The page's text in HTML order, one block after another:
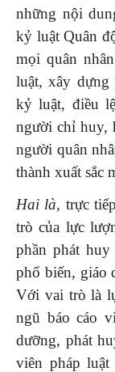
những nội
kỷ luật Quân
mọi quân
luật, xây dựng
kỷ luật, điều
người chỉ huy,
người quân
thành xuất sắc
Hai là, trực
trò của lực
phần phát
phổ biến, giáo
Với vai trò là
ngũ báo cáo
dưỡng, phát
viên pháp